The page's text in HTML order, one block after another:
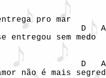
pro mar
D   A
sem medo
D   A
não é mais